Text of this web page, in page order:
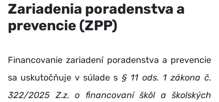
Zariadenia poradenstva a
prevencie (ZPP)
Financovanie zariadení poradenstva a prevencie
sa uskutočňuje v súlade s § 11 ods. 1 zákona č.
322/2025 Z.z. o financovaní škôl a školských